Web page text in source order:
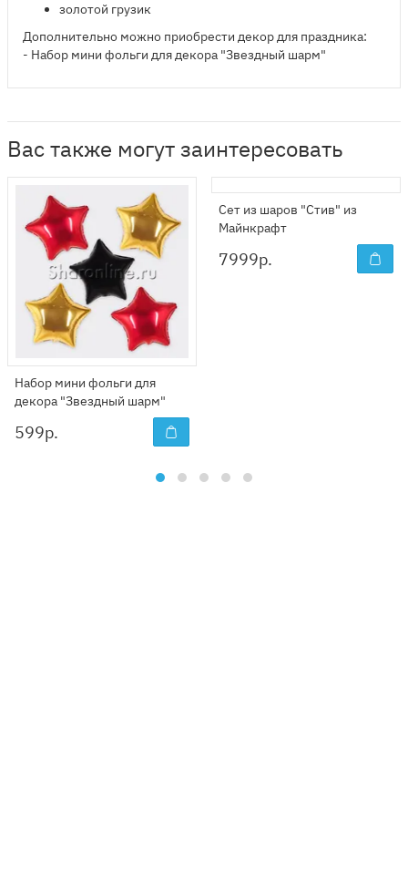
золотой грузик
Дополнительно можно приобрести декор для праздника:
- Набор мини фольги для декора "Звездный шарм"
Вас также могут заинтересовать
Набор мини фольги для
декора "Звездный шарм"
599р.
Сет из шаров "Стив" из
Майнкрафт
7999р.